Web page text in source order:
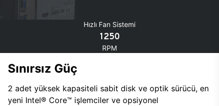
Hızlı Fan Sistemi
1250
RPM
Sınırsız Güç
2 adet yüksek kapasiteli sabit disk ve optik sürücü, en
yeni Intel® Core™ işlemciler ve opsiyonel